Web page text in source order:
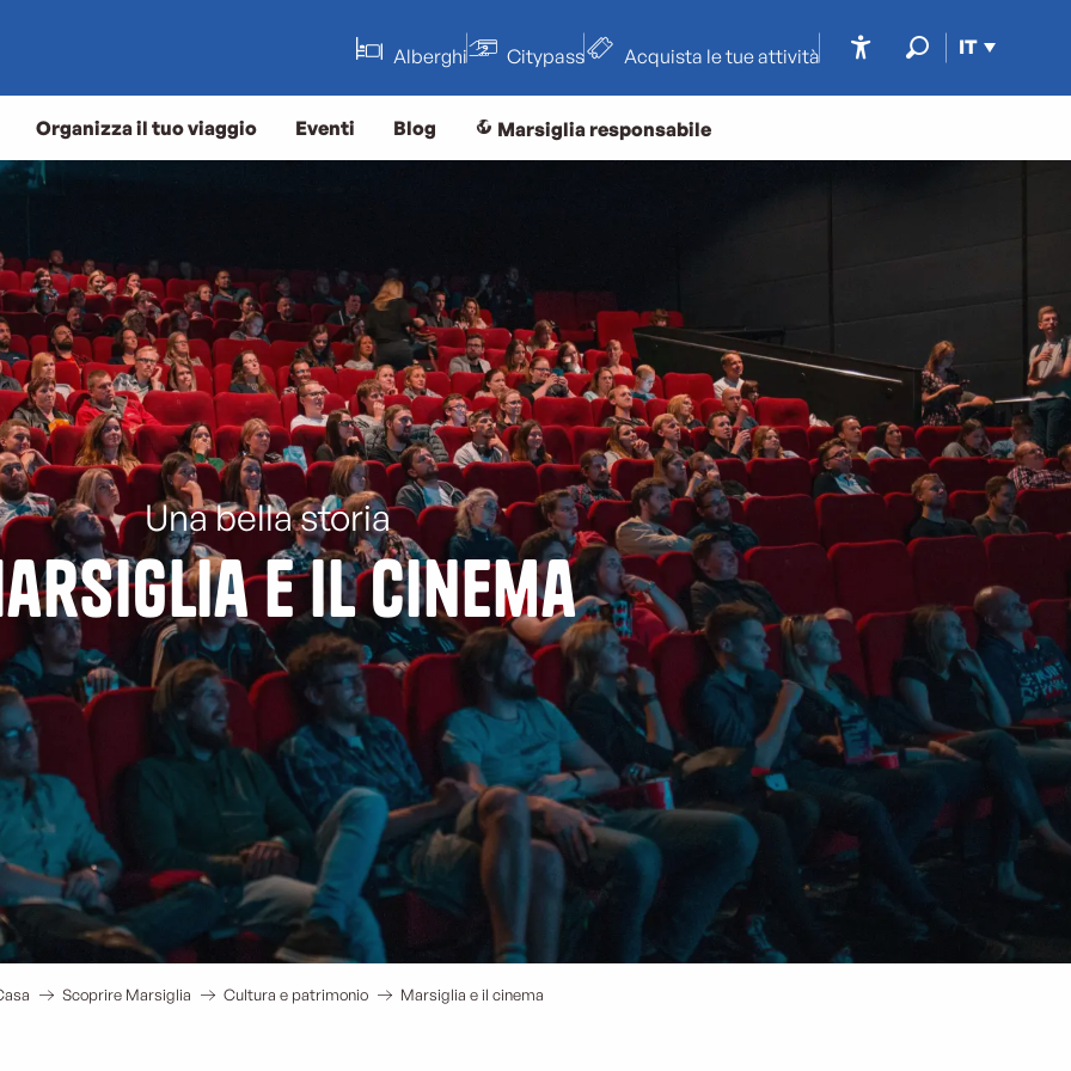
IT
Alberghi Citypass Acquista le tue attività
Organizza il tuo viaggio Eventi Blog Marsiglia responsabile
Una bella storia
e il cinema
Scoprire Marsiglia Cultura e patrimonio Marsiglia e il cinema